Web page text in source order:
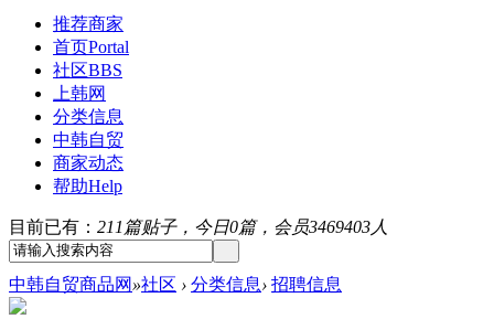
推荐商家
首页Portal
社区BBS
上韩网
分类信息
中韩自贸
商家动态
帮助Help
目前已有： 211篇贴子，今日0篇，会员3469403人
中韩自贸商品网 »社区 › 分类信息› 招聘信息